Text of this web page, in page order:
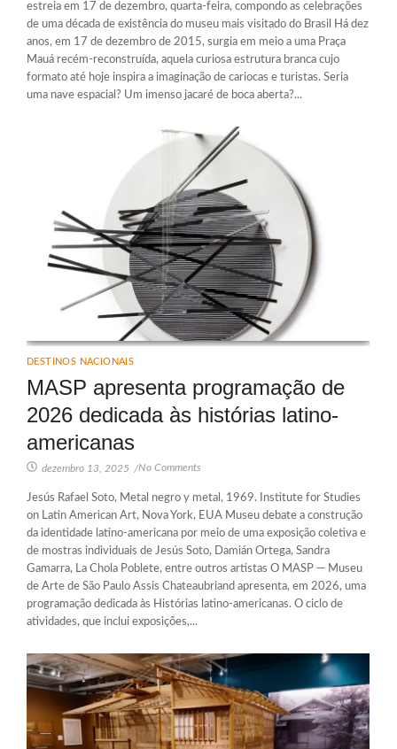
estreia em 17 de dezembro, quarta-feira, compondo as celebrações
de uma década de existência do museu mais visitado do Brasil Há dez
anos, em 17 de dezembro de 2015, surgia em meio a uma Praça
Mauá recém-reconstruída, aquela curiosa estrutura branca cujo
formato até hoje inspira a imaginação de cariocas e turistas. Seria
uma nave espacial? Um imenso jacaré de boca aberta?...
DESTINOS NACIONAIS
MASP apresenta programação de
2026 dedicada às histórias latino-
americanas
dezembro 13, 2025 /No Comments
Jesús Rafael Soto, Metal negro y metal, 1969. Institute for Studies
on Latin American Art, Nova York, EUA Museu debate a construção
da identidade latino-americana por meio de uma exposição coletiva e
de mostras individuais de Jesús Soto, Damián Ortega, Sandra
Gamarra, La Chola Poblete, entre outros artistas O MASP — Museu
de Arte de São Paulo Assis Chateaubriand apresenta, em 2026, uma
programação dedicada às Histórias latino-americanas. O ciclo de
atividades, que inclui exposições,...